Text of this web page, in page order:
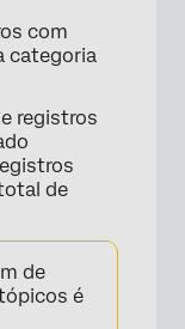
com
categoria
registros
de
de
é